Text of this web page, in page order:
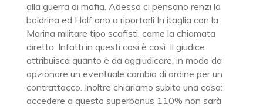
alla guerra di mafia. Adesso ci pensano renzi la
boldrina ed Half ano a riportarli In itaglia con la
Marina militare tipo scafisti, come la chiamata
diretta. Infatti in questi casi è così: Il giudice
attribuisca quanto è da aggiudicare, in modo da
opzionare un eventuale cambio di ordine per un
contrattacco. Inoltre chiariamo subito una cosa:
accedere a questo superbonus 110% non sarà